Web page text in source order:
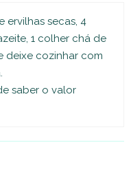
ervilhas secas, 4
1 colher chá de
deixe cozinhar com
saber o valor